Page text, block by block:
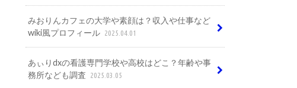
みおりんカフェの大学や素顔は？収入や仕事など
wiki風プロフィール 2025.04.01
あぃりdxの看護専門学校や高校はどこ？年齢や事
務所なども調査
2025.03.05